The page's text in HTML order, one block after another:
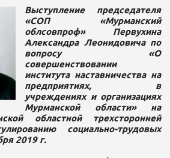
Выступление председателя
«СОП «Мурманский
облсовпроф» Первухина
Александра Леонидовича по
вопросу «О
совершенствовании
института наставничества на
предприятиях, в
учреждениях и организациях
Мурманской области» на
областной трехсторонней
социально-трудовых
2019 г.